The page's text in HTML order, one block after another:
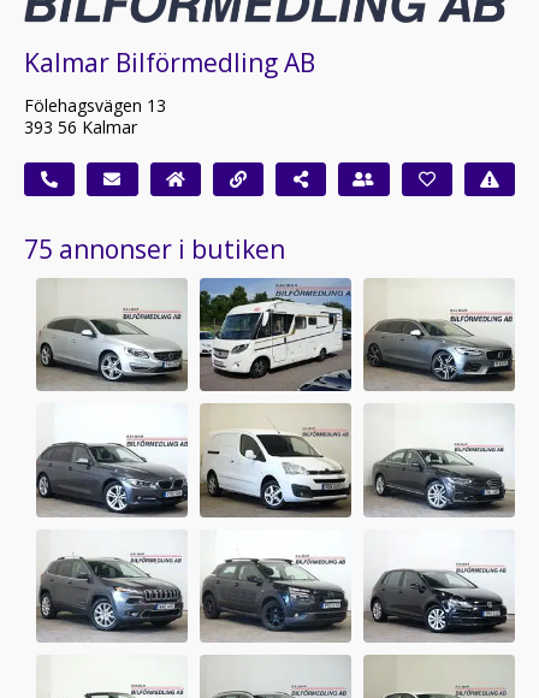
Kalmar Bilförmedling AB
Fölehagsvägen 13
393 56 Kalmar
75 annonser i butiken